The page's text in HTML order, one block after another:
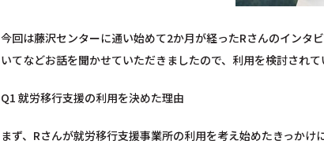
今回は藤沢センターに通い始めて2か月が経ったRさんのインタ
いてなどお話を聞かせていただきましたので、利用を検討され
Q1 就労移行支援の利用を決めた理由
まず、Rさんが就労移行支援事業所の利用を考え始めたきっかけ